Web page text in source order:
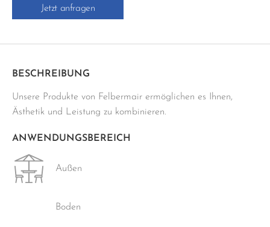
Jetzt anfragen
BESCHREIBUNG
Unsere Produkte von Felbermair ermöglichen es Ihnen,
Ästhetik und Leistung zu kombinieren.
ANWENDUNGSBEREICH
Außen
Boden